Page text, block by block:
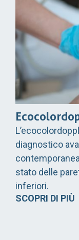
diagnostico
stato delle
inferiori.
SCOPRI DI PIÙ